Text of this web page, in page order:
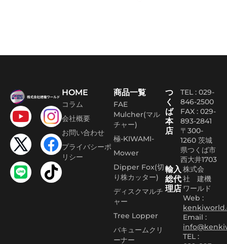
HOME
コラム
会社概要
お問い合わせ
プライバシーポ
リシー
商品一覧
FAE
Mulcher(マル
チャー)
極-KIWAMI-
Mower
Dipper Fox(切
り株カッター)
ディスクマルチ
ャー
Tree Lopper
バキュームクリ
ーナー
つ
く
ば
本
店
TEL : 029-
846-2500
FAX : 029-
893-2841
〒300-
1260 茨城
県つくば市
西大井1703
輸入
総代
理店
株式会
社 建機
ワールド
Web :
Email :
TEL :